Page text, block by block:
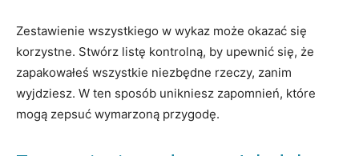
Zestawienie​ wszystkiego ​w wykaz może okazać ⁤się
korzystne. Stwórz listę kontrolną, by upewnić‌ się, że
zapakowałeś wszystkie niezbędne rzeczy, zanim
wyjdziesz. W ten sposób unikniesz zapomnień, które
⁤mogą​ zepsuć wymarzoną przygodę.